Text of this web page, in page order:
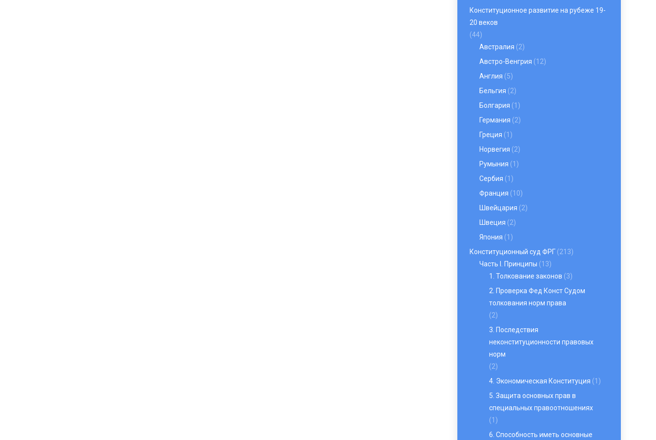
Конституционное развитие на рубеже 19-
20 веков
(44)
Австралия (2)
Австро-Венгрия (12)
Англия (5)
Бельгия (2)
Болгария (1)
Германия (2)
Греция (1)
Норвегия (2)
Румыния (1)
Сербия (1)
Франция (10)
Швейцария (2)
Швеция (2)
Япония (1)
Конституционный суд ФРГ (213)
Часть I. Принципы (13)
1. Толкование законов (3)
2. Проверка Фед Конст Судом
толкования норм права
(2)
3. Последствия
неконституционности правовых
норм
(2)
4. Экономическая Конституция (1)
5. Защита основных прав в
специальных правоотношениях
(1)
6. Способность иметь основные